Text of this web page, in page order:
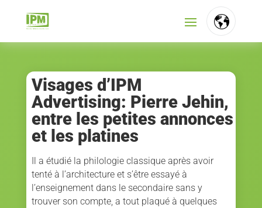
EN
Visages d’IPM
Advertising: Pierre Jehin,
entre les petites annonces
et les platines
Il a étudié la philologie classique après avoir
tenté à l’architecture et s’être essayé à
l’enseignement dans le secondaire sans y
trouver son compte, a tout plaqué à quelques